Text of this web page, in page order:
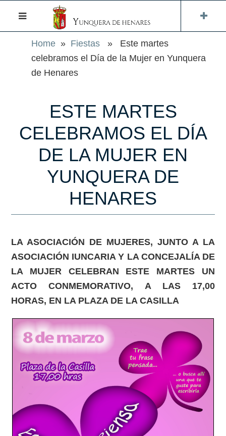
Home » Fiestas » Este martes
celebramos el Día de la Mujer en Yunquera
de Henares
ESTE MARTES
CELEBRAMOS EL DÍA
DE LA MUJER EN
YUNQUERA DE
HENARES
LA ASOCIACIÓN DE MUJERES, JUNTO A LA
ASOCIACIÓN IUNCARIA Y LA CONCEJALÍA DE
LA MUJER CELEBRAN ESTE MARTES UN
ACTO CONMEMORATIVO, A LAS 17,00
HORAS, EN LA PLAZA DE LA CASILLA